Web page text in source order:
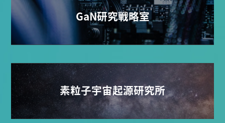
GaN研究戦略室
素粒子宇宙起源研究所